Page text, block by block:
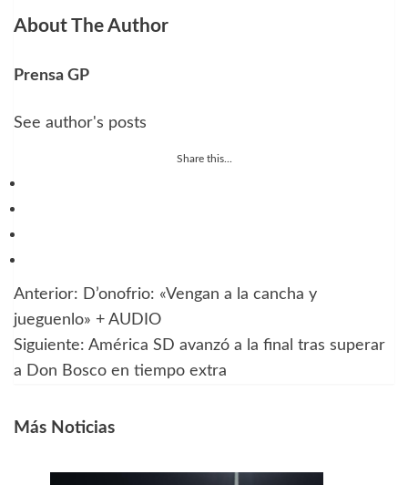
About The Author
Prensa GP
See author's posts
Share this...
Navegación
de
entradas
Anterior: D’onofrio: «Vengan a la cancha y
jueguenlo» + AUDIO
Siguiente: América SD avanzó a la final tras superar
a Don Bosco en tiempo extra
Más Noticias